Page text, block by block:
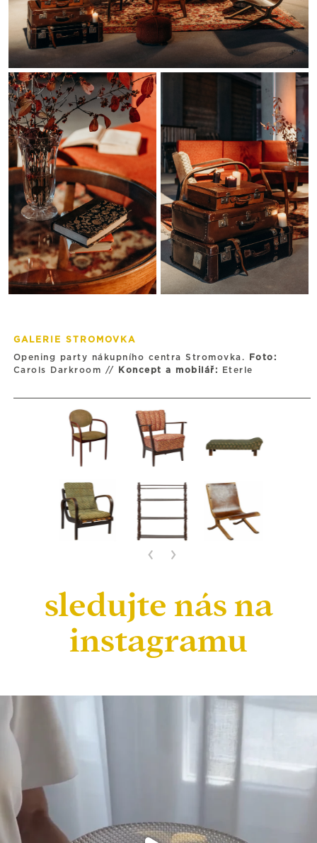
GALERIE STROMOVKA
Opening party nákupního centra Stromovka.
Foto:
Carols Darkroom //
Koncept a mobilář: Eterle
‹ ›
sledujte nás na
instagramu